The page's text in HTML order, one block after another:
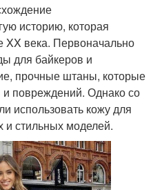
историю, которая
XX века. Первоначально
для байкеров и
прочные штаны, которые
повреждений. Однако со
использовать кожу для
и стильных моделей.